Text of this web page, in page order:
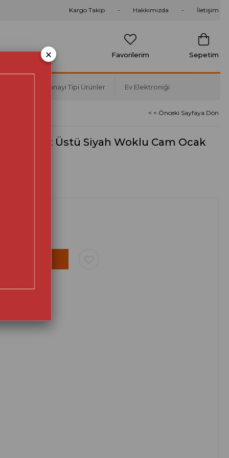
Kargo Takip Hakkımızda İletişim
Sepetim
Favorilerim
Sanayi Tipi Ürünler Ev Elektroniği
< < Önceki Sayfaya Dön
BG60 Set Üstü Siyah Woklu Cam Ocak
×